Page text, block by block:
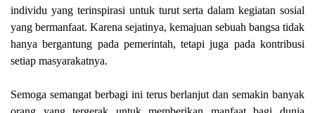
individu yang terinspirasi untuk turut serta dalam kegiatan sosial
yang bermanfaat. Karena sejatinya, kemajuan sebuah bangsa tidak
hanya bergantung pada pemerintah, tetapi juga pada kontribusi
setiap masyarakatnya.
Semoga semangat berbagi ini terus berlanjut dan semakin banyak